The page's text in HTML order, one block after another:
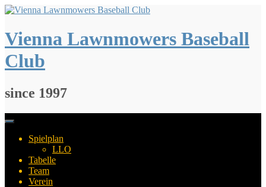
Springe
Inhalt
Vienna Lawnmowers Baseball
Club
since 1997
Spielplan
LLO
Tabelle
Team
Verein